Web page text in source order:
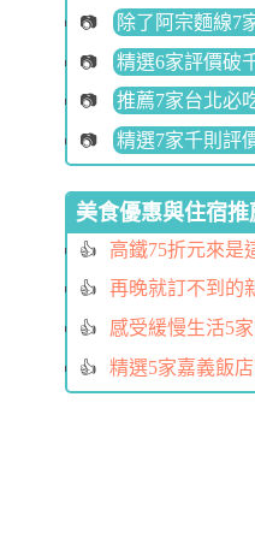
除了阿宗麵線7
精選6家評價破
推薦7家台北必
精選7家千則評
美食優惠與住宿推
高鐵75折元來是
再晚就訂不到的
感受緩慢生活5
精選5家嘉義飯